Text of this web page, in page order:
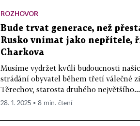
ROZHOVOR
Bude trvat generace, než
Rusko vnímat jako nepřítele,
Charkova
Musíme vydržet kvůli budoucnosti
strádání obyvatel během třetí válečné
Těrechov, starosta druhého největšího...
28. 1. 2025 ▪ 8 min. čtení